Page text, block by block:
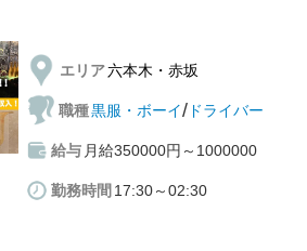
エリア六本木・赤坂
職種黒服・ボーイ/ ドライバー
給与 月給350000円～1000000
勤務時間 17:30～02:30